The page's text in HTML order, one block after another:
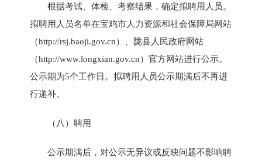
根据考试、体检、考察结果，确定拟聘用人员。
拟聘用人员名单在宝鸡市人力资源和社会保障局网站
（http://rsj.baoji.gov.cn）、陇县人民政府网站
（http://www.longxian.gov.cn）官方网站进行公示。
公示期为5个工作日。拟聘用人员公示期满后不再进
行递补。
（八）聘用
公示期满后，对公示无异议或反映问题不影响聘